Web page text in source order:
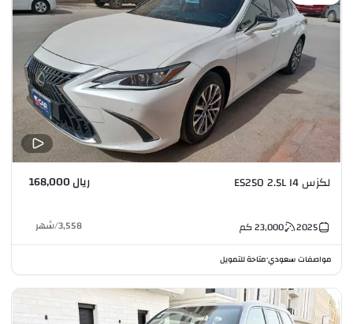
لكزس ES250 2.5L I4 ريال 168,000
2025
23,000كم 3,558
/شهر
مواصفات سعودي•متاحة للتمويل